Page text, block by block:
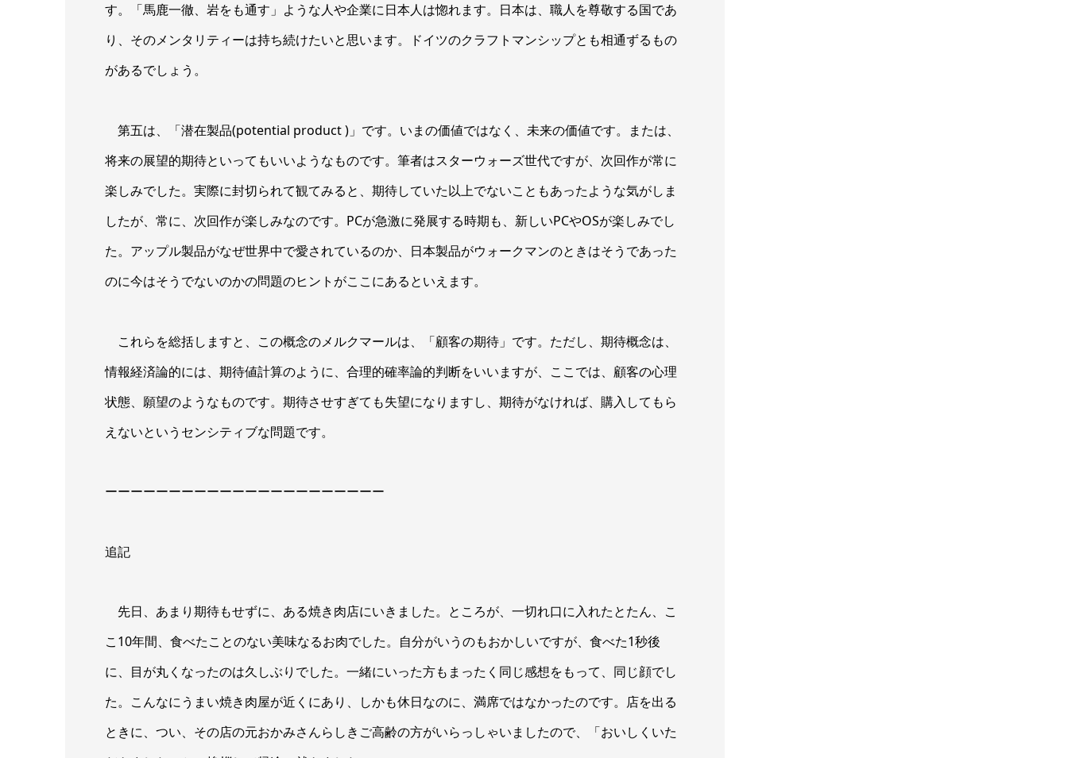
す。「馬鹿一徹、岩をも通す」ような人や企業に日本人は惚れます。日本は、職人を尊敬する国であ
り、そのメンタリティーは持ち続けたいと思います。ドイツのクラフトマンシップとも相通ずるもの
があるでしょう。
第五は、「潜在製品(potential product )」です。いまの価値ではなく、未来の価値です。または、
将来の展望的期待といってもいいようなものです。筆者はスターウォーズ世代ですが、次回作が常に
楽しみでした。実際に封切られて観てみると、期待していた以上でないこともあったような気がしま
したが、常に、次回作が楽しみなのです。PCが急激に発展する時期も、新しいPCやOSが楽しみでし
た。アップル製品がなぜ世界中で愛されているのか、日本製品がウォークマンのときはそうであった
のに今はそうでないのかの問題のヒントがここにあるといえます。
これらを総括しますと、この概念のメルクマールは、「顧客の期待」です。ただし、期待概念は、
情報経済論的には、期待値計算のように、合理的確率論的判断をいいますが、ここでは、顧客の心理
状態、願望のようなものです。期待させすぎても失望になりますし、期待がなければ、購入してもら
えないというセンシティブな問題です。
ーーーーーーーーーーーーーーーーーーーーーー
追記
先日、あまり期待もせずに、ある焼き肉店にいきました。ところが、一切れ口に入れたとたん、こ
こ10年間、食べたことのない美味なるお肉でした。自分がいうのもおかしいですが、食べた1秒後
に、目が丸くなったのは久しぶりでした。一緒にいった方もまったく同じ感想をもって、同じ顔でし
た。こんなにうまい焼き肉屋が近くにあり、しかも休日なのに、満席ではなかったのです。店を出る
ときに、つい、その店の元おかみさんらしきご高齢の方がいらっしゃいましたので、「おいしくいた